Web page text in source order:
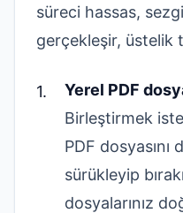
süreci hassas,
gerçekleşir, üstelik
Yerel PDF
Birleştirmek
PDF dosyasını
sürükleyip
dosyalarınız